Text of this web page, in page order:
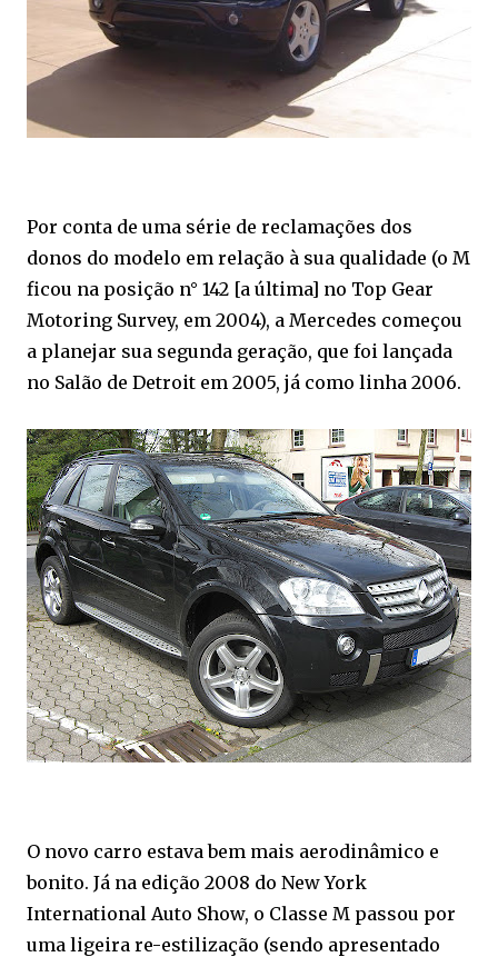
Por conta de uma série de reclamações dos
donos do modelo em relação à sua qualidade (o M
ficou na posição n° 142 [a última] no Top Gear
Motoring Survey, em 2004), a Mercedes começou
a planejar sua segunda geração, que foi lançada
no Salão de Detroit em 2005, já como linha 2006.
O novo carro estava bem mais aerodinâmico e
bonito. Já na edição 2008 do New York
International Auto Show, o Classe M passou por
uma ligeira re-estilização (sendo apresentado